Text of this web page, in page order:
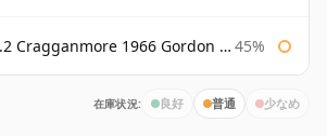
1966 Gordon & Macphail 45%
在庫状況: 良好 普通 少なめ